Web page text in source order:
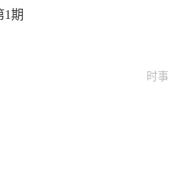
1期
时事